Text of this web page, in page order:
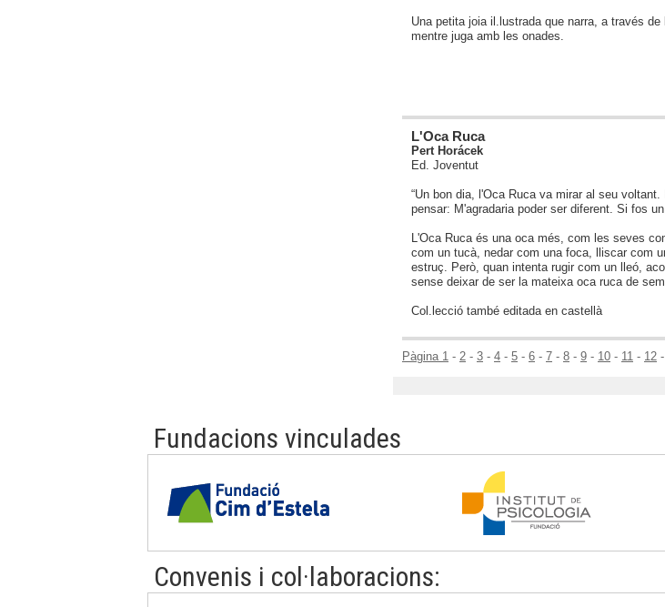
Una petita joia il.lustrada que narra, a través
mentre juga amb les onades.
L'Oca Ruca
Pert Horácek
Ed. Joventut
“Un bon dia, l'Oca Ruca va mirar al seu
pensar: M'agradaria poder ser diferent. Si fos
L'Oca Ruca és una oca més, com les seves
com un tucà, nedar com una foca, lliscar com
estruç. Però, quan intenta rugir com un lleó,
sense deixar de ser la mateixa oca ruca de
Col.lecció també editada en castellà
Pàgina 1 - 2 - 3 - 4 - 5 - 6 - 7 - 8 - 9 - 10 - 11 - 12 -
Fundacions vinculades
Convenis i col·laboracions: